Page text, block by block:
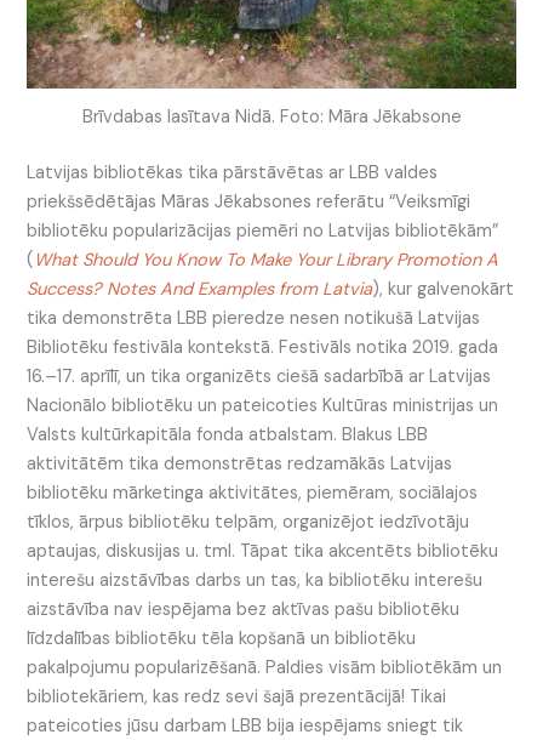
Brīvdabas lasītava Nidā. Foto: Māra Jēkabsone
Latvijas bibliotēkas tika pārstāvētas ar LBB valdes
priekšsēdētājas Māras Jēkabsones referātu “Veiksmīgi
bibliotēku popularizācijas piemēri no Latvijas bibliotēkām”
( What Should You Know To Make Your Library Promotion A
Success? Notes And Examples from Latvia), kur galvenokārt
tika demonstrēta LBB pieredze nesen notikušā Latvijas
Bibliotēku festivāla kontekstā. Festivāls notika 2019. gada
16.–17. aprīlī, un tika organizēts ciešā sadarbībā ar Latvijas
Nacionālo bibliotēku un pateicoties Kultūras ministrijas un
Valsts kultūrkapitāla fonda atbalstam. Blakus LBB
aktivitātēm tika demonstrētas redzamākās Latvijas
bibliotēku mārketinga aktivitātes, piemēram, sociālajos
tīklos, ārpus bibliotēku telpām, organizējot iedzīvotāju
aptaujas, diskusijas u. tml. Tāpat tika akcentēts bibliotēku
interešu aizstāvības darbs un tas, ka bibliotēku interešu
aizstāvība nav iespējama bez aktīvas pašu bibliotēku
līdzdalības bibliotēku tēla kopšanā un bibliotēku
pakalpojumu popularizēšanā. Paldies visām bibliotēkām un
bibliotekāriem, kas redz sevi šajā prezentācijā! Tikai
pateicoties jūsu darbam LBB bija iespējams sniegt tik